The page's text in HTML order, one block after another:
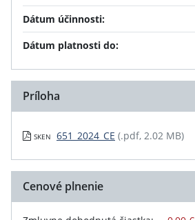
Dátum účinnosti:
Dátum platnosti do:
Príloha
SKEN 651_2024_CE (.pdf, 2.02 MB)
Cenové plnenie